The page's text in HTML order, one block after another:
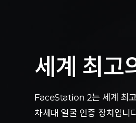
세계 최고
FaceStation 2는 세계 최고
차세대 얼굴 인증 장치입니